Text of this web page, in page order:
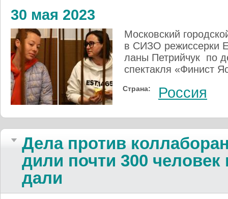
30 мая 2023
Москов­ский
в СИЗО ре­жис­серки
ла­ны Пет­рий­чук по
спек­такля «Фи­нист
Страна: Россия
Дела про­тив
ди­ли поч­ти 300
дали